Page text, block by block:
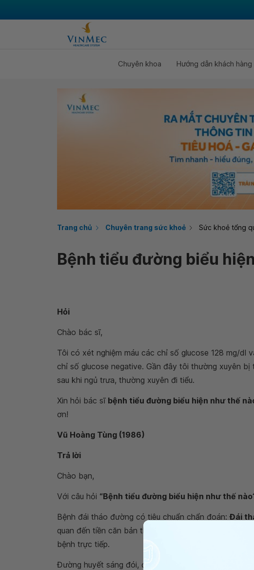
Chuyên khoa Hướng dẫn khách hàng
Trang chủ Chuyên trang sức khoẻ Sức khoẻ tổng
Bệnh tiểu đường biểu
Hỏi
Chào bác sĩ,
Tôi có xét nghiệm máu các chỉ số glucose 128 mg/dl
chỉ số glucose negative. Gần đây tôi thường xuyên
sau khi ngủ trưa, thường xuyên đi tiểu.
Xin hỏi bác sĩ bệnh tiểu đường biểu hiện như thế
ơn!
Vũ Hoàng Tùng (1986)
Trả lời
Chào bạn,
Với câu hỏi “Bệnh tiểu đường biểu hiện như thế
Bệnh đái tháo đường có tiêu chuẩn chẩn đoán:Đái
quan đến tiền căn bản thân, tiền căn gia đình cũng
bệnh trực tiếp.
Đường huyết sáng đói, đường huyết sau ăn và